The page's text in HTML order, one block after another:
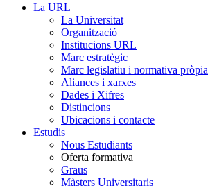
La URL
La Universitat
Organització
Institucions URL
Marc estratègic
Marc legislatiu i normativa pròpia
Aliances i xarxes
Dades i Xifres
Distincions
Ubicacions i contacte
Estudis
Nous Estudiants
Oferta formativa
Graus
Màsters Universitaris